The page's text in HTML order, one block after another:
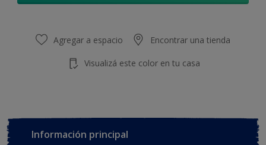
Agregar a espacio Encontrar una tienda
Visualizá este color en tu casa
Información principal